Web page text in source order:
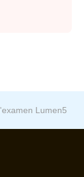
Lumen5